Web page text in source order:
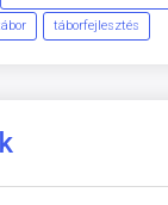
táborfejlesztés